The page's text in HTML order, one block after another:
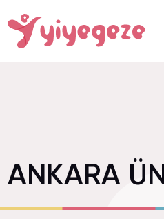
ANKARA